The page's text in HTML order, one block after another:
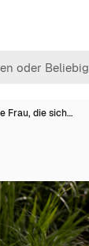
Frau, die sich…